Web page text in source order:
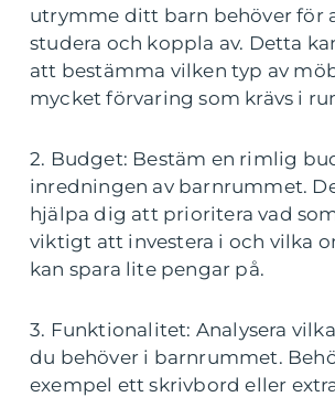
utrymme ditt barn behöver för
studera och koppla av. Detta
att bestämma vilken typ av
mycket förvaring som krävs i
2. Budget: Bestäm en rimlig
inredningen av barnrummet.
hjälpa dig att prioritera vad
viktigt att investera i och vilka
kan spara lite pengar på.
3. Funktionalitet: Analysera
du behöver i barnrummet.
exempel ett skrivbord eller